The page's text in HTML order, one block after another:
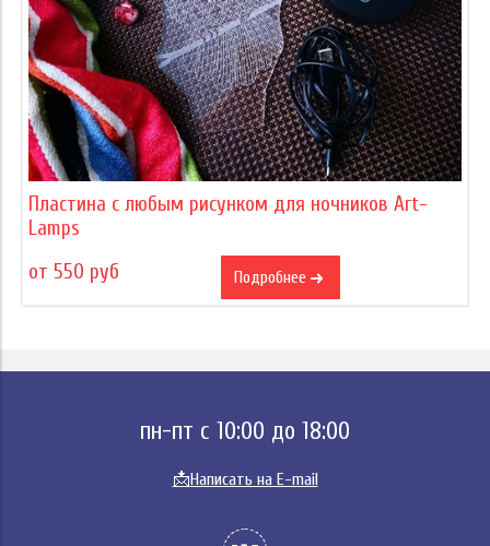
Пластина с любым рисунком для ночников Art-
Lamps
от 550 руб
Подробнее
пн-пт с 10:00 до 18:00
📩Написать на E-mail